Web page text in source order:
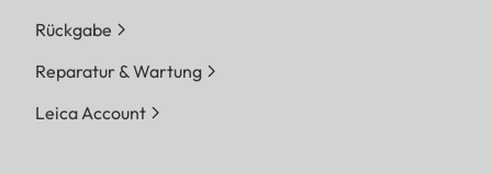
Rückgabe
Reparatur & Wartung
Leica Account